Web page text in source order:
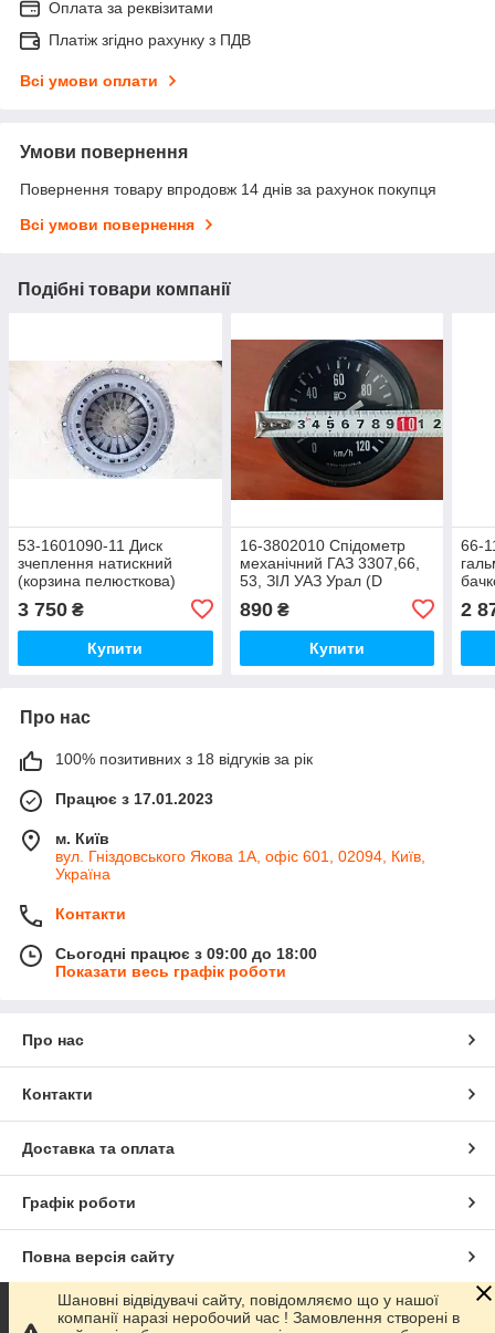
Оплата за реквізитами
Платіж згідно рахунку з ПДВ
Всі умови оплати
Умови повернення
Повернення товару впродовж 14 днів за рахунок покупця
Всі умови повернення
Подібні товари компанії
53-1601090-11 Диск
зчеплення натискний
(корзина пелюсткова)
ГАЗ-53,3307
3 750 ₴
Купити
16-3802010 Спідометр
механічний ГАЗ 3307,66,
53, ЗІЛ УАЗ Урал (D
890₴
Купити
66-
2
Про нас
100% позитивних з 18 відгуків за рік
Працює з 17.01.2023
м. Київ
вул. Гніздовського Якова 1А, офіс 601, 02094, Київ,
Україна
Контакти
Сьогодні працює з 09:00 до 18:00
Показати весь графік роботи
Про нас
Контакти
Доставка та оплата
Графік роботи
Повна версія сайту
Сайт створено на маркетплейсіProm.ua
Шановні відвідувачі сайту, повідомляємо що у нашої
компанії наразі неробочий час ! Замовлення створені в